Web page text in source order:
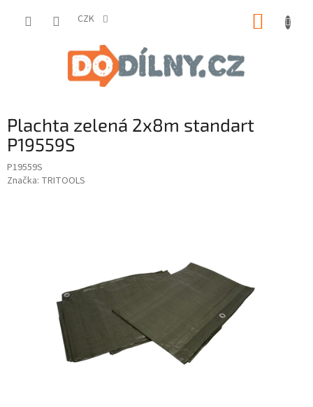
CZK
Plachta zelená 2x8m standart
P19559S
P19559S
Značka: TRITOOLS